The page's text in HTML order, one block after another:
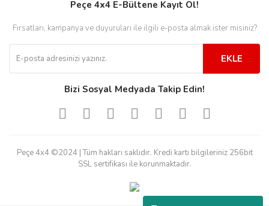
Peçe 4x4 E-Bültene Kayıt Ol!
Fırsatları, kampanya ve duyuruları ile ilgili e-posta almak ister misiniz?
EKLE
Bizi Sosyal Medyada Takip Edin!
Peçe 4x4 ©2024 | Tüm hakları saklıdır. Kredi kartı bilgileriniz 256bit
SSL sertifikası ile korunmaktadır.